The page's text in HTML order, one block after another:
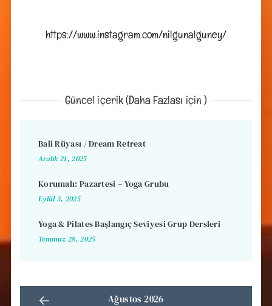
https://www.instagram.com/nilgunalguney/
Güncel içerik (Daha Fazlası için )
Bali Rüyası / Dream Retreat
Aralık 21, 2025
Korumalı: Pazartesi – Yoga Grubu
Eylül 3, 2025
Yoga & Pilates Başlangıç Seviyesi Grup Dersleri
Temmuz 28, 2025
Ağustos 2026